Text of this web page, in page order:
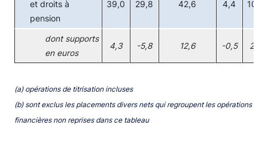
et droits à
pension
39,0 29,8 42,6 4,4 10,8
dont supports
en euros
4,3 -5,8 12,6 -0,5 2,8
(a) opérations de titrisation incluses
(b) sont exclus les placements divers nets qui regroupent les opérations
financières non reprises dans ce tableau